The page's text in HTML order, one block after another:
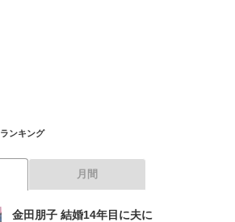
ランキング
月間
金田朋子 結婚14年目に夫に